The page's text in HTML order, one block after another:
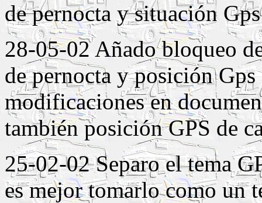
de pernocta y situación
28-05-02 Añado bloqueo
de pernocta y posición
modificaciones en
también posición GPS de
25-02-02 Separo el tema
es mejor tomarlo como un